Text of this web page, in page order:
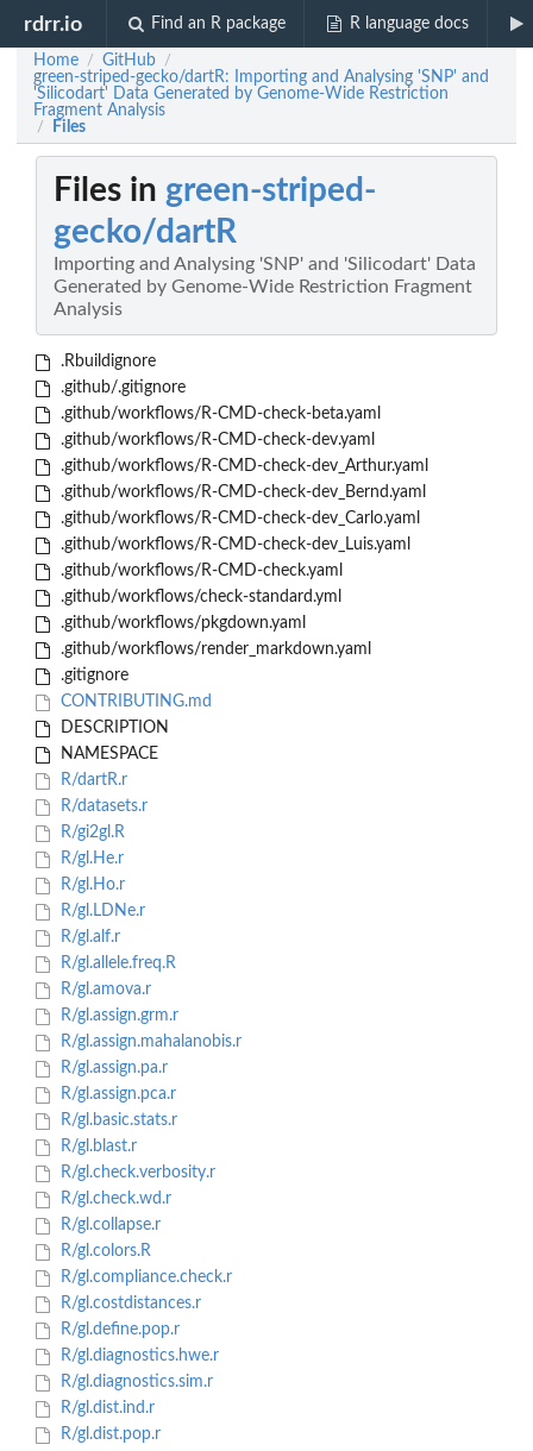
rdrr.io Find an R package R language docs
Home / GitHub /
green-striped-gecko/dartR: Importing and Analysing 'SNP' and
'Silicodart' Data Generated by Genome-Wide Restriction
Fragment Analysis
/ Files
Files in green-striped-
gecko/dartR
Importing and Analysing 'SNP' and 'Silicodart' Data
Generated by Genome-Wide Restriction Fragment
Analysis
.Rbuildignore
.github/.gitignore
.github/workflows/R-CMD-check-beta.yaml
.github/workflows/R-CMD-check-dev.yaml
.github/workflows/R-CMD-check-dev_Arthur.yaml
.github/workflows/R-CMD-check-dev_Bernd.yaml
.github/workflows/R-CMD-check-dev_Carlo.yaml
.github/workflows/R-CMD-check-dev_Luis.yaml
.github/workflows/R-CMD-check.yaml
.github/workflows/check-standard.yml
.github/workflows/pkgdown.yaml
.github/workflows/render_markdown.yaml
.gitignore
CONTRIBUTING.md
DESCRIPTION
NAMESPACE
R/dartR.r
R/datasets.r
R/gi2gl.R
R/gl.He.r
R/gl.Ho.r
R/gl.LDNe.r
R/gl.alf.r
R/gl.allele.freq.R
R/gl.amova.r
R/gl.assign.grm.r
R/gl.assign.mahalanobis.r
R/gl.assign.pa.r
R/gl.assign.pca.r
R/gl.basic.stats.r
R/gl.blast.r
R/gl.check.verbosity.r
R/gl.check.wd.r
R/gl.collapse.r
R/gl.colors.R
R/gl.compliance.check.r
R/gl.costdistances.r
R/gl.define.pop.r
R/gl.diagnostics.hwe.r
R/gl.diagnostics.sim.r
R/gl.dist.ind.r
R/gl.dist.pop.r